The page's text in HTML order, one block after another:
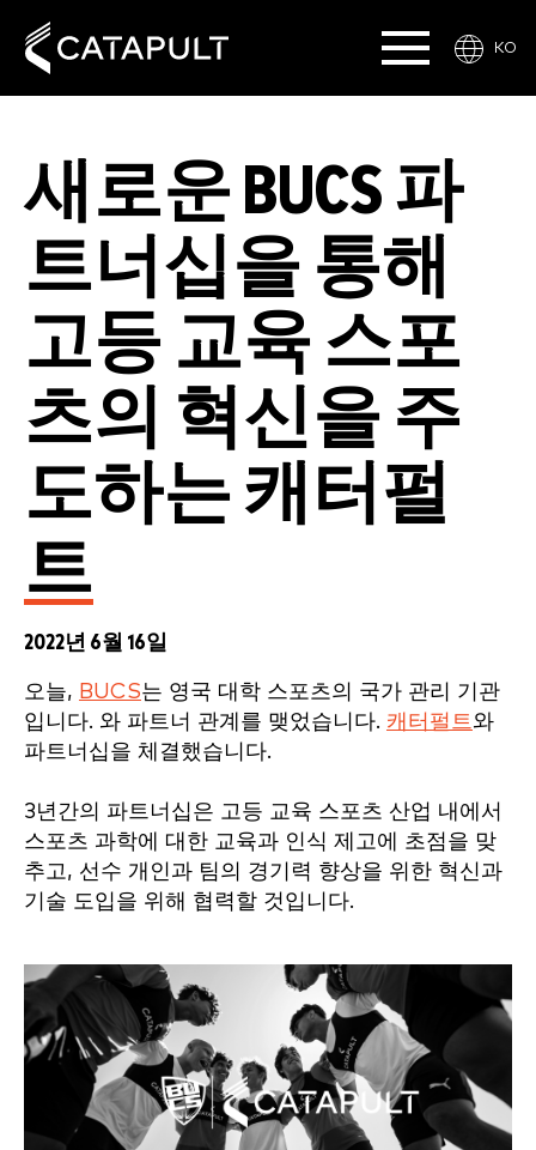
KO
새로운 BUCS 파
트너십을 통해
고등 교육 스포
츠의 혁신을 주
도하는 캐터펄
트
2022년 6월 16일
오늘, BUCS는 영국 대학 스포츠의 국가 관리 기관
입니다. 와 파트너 관계를 맺었습니다. 캐터펄트와
파트너십을 체결했습니다.
3년간의 파트너십은 고등 교육 스포츠 산업 내에서
스포츠 과학에 대한 교육과 인식 제고에 초점을 맞
추고, 선수 개인과 팀의 경기력 향상을 위한 혁신과
기술 도입을 위해 협력할 것입니다.